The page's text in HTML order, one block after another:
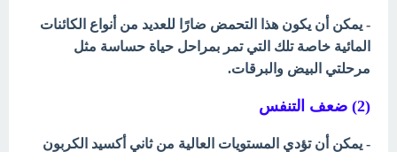
- يمكن أن يكون هذا التحمض ضارًا للعديد من أنواع الكائنات
المائية خاصة تلك التي تمر بمراحل حياة حساسة مثل
مرحلتي البيض والبرقات.
(2) ضعف التنفس
- يمكن أن تؤدي المستويات العالية من ثاني أكسيد الكربون